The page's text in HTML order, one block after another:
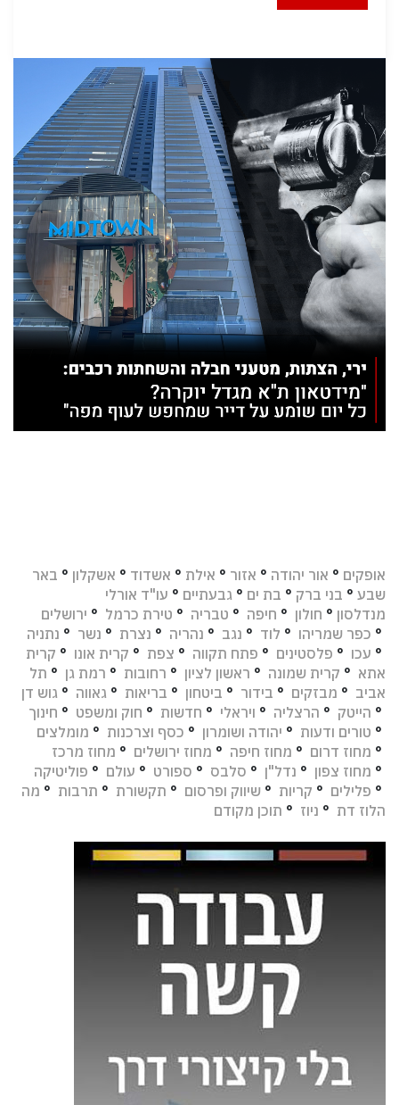
אופקים ° אור יהודה ° אזור ° אילת ° אשדוד ° אשקלון ° באר
שבע ° בני ברק ° בת ים ° גבעתיים ° עו"ד אורלי
מנדלסון ° חולון ° חיפה ° טבריה ° טירת כרמל ° ירושלים
° כפר שמריהו ° לוד ° נגב ° נהריה ° נצרת ° נשר ° נתניה
° עכו ° פלסטינים ° פתח תקווה ° צפת ° קרית אונו ° קרית
אתא ° קרית שמונה ° ראשון לציון ° רחובות ° רמת גן ° תל
אביב ° מבזקים ° בידור ° ביטחון ° בריאות ° גאווה ° גוש דן
° הייטק ° הרצליה ° ויראלי ° חדשות ° חוק ומשפט ° חינוך
° טורים ודעות ° יהודה ושומרון ° כסף וצרכנות ° מומלצים
° מחוז דרום ° מחוז חיפה ° מחוז ירושלים ° מחוז מרכז
° מחוז צפון ° נדל"ן ° סלבס ° ספורט ° עולם ° פוליטיקה
° פלילים ° קריות ° שיווק ופרסום ° תקשורת ° תרבות ° מה
הלוז דת ° ניוז ° תוכן מקודם